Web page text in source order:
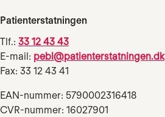
Patienterstatningen
Tlf.: 33 12 43 43
E-mail: pebl@patienterstatningen.dk
Fax: 33 12 43 41
EAN-nummer: 5790002316418
CVR-nummer: 16027901